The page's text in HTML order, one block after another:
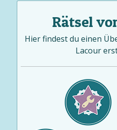
Rätsel
Hier findest du einen
Lacour